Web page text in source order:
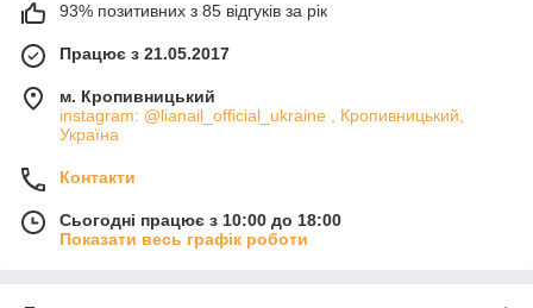
93% позитивних з 85 відгуків за рік
Працює з 21.05.2017
м. Кропивницький
instagram: @lianail_official_ukraine , Кропивницький,
Україна
Контакти
Сьогодні працює з 10:00 до 18:00
Показати весь графік роботи